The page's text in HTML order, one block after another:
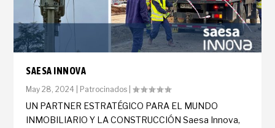
SAESA INNOVA
May 28, 2024 Patrocinados |
UN PARTNER ESTRATÉGICO PARA EL MUNDO
INMOBILIARIO Y LA CONSTRUCCIÓN Saesa Innova,